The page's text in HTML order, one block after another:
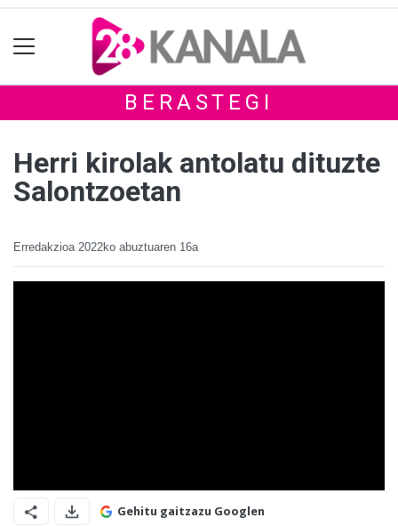
BERASTEGI
Herri kirolak antolatu dituzte
Salontzoetan
Erredakzioa 2022ko abuztuaren 16a
Gehitu gaitzazu Googlen